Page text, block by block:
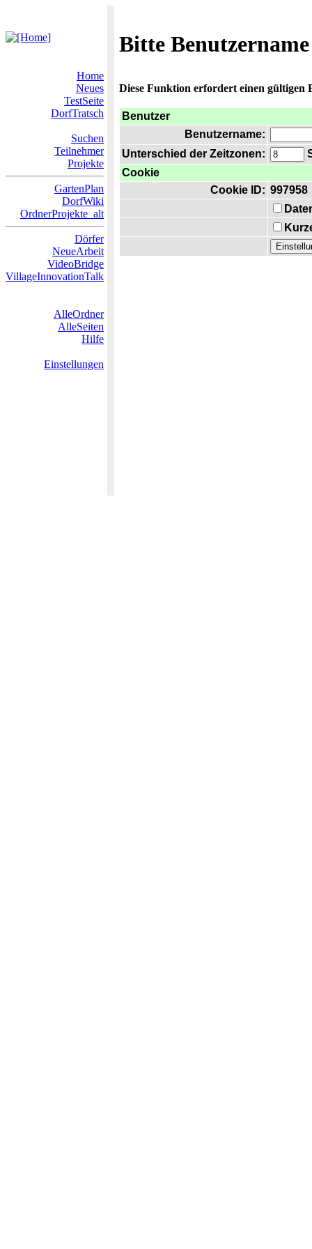
Bitte
Home
Neues
TestSeite
DorfTratsch
Suchen
Teilnehmer
Projekte
GartenPlan
DorfWiki
OrdnerProjekte_alt
Dörfer
NeueArbeit
VideoBridge
VillageInnovationTalk
AlleOrdner
AlleSeiten
Hilfe
Einstellungen
Diese Funktion erfordert einen gültigen
Benutzer
Benutzername:
Unterschied der Zeitzonen:
Cookie
Cookie ID: 997958